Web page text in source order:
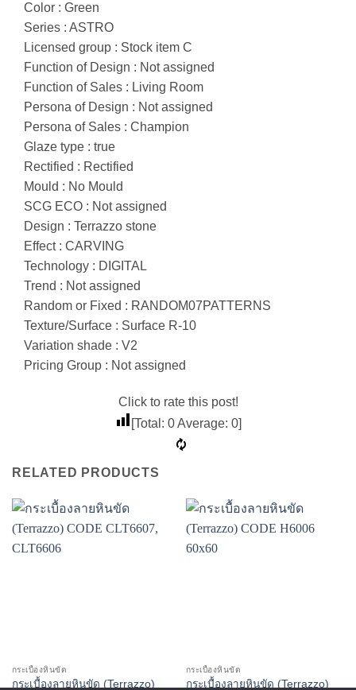
Color : Green
Series : ASTRO
Licensed group : Stock item C
Function of Design : Not assigned
Function of Sales : Living Room
Persona of Design : Not assigned
Persona of Sales : Champion
Glaze type : true
Rectified : Rectified
Mould : No Mould
SCG ECO : Not assigned
Design : Terrazzo stone
Effect : CARVING
Technology : DIGITAL
Trend : Not assigned
Random or Fixed : RANDOM07PATTERNS
Texture/Surface : Surface R-10
Variation shade : V2
Pricing Group : Not assigned
Click to rate this post!
[Total: 0Average: 0]
RELATED PRODUCTS
กระเบื้องหินขัด
กระเบื้องลายหินขัด (Terrazzo)
กระเบื้องหินขัด
กระเบื้องลายหินขัด (Terrazzo)